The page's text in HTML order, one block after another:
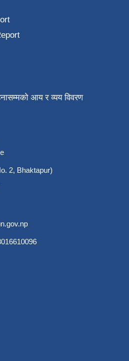
आय र व्यय विवरण
2, Bhaktapur)